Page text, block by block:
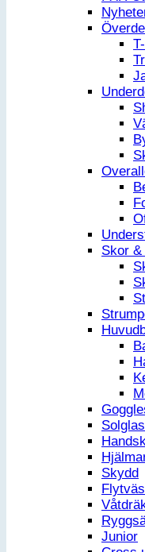
Skor
Skydd
Junior